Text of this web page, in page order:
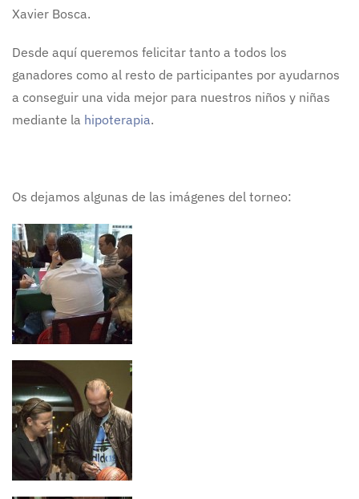
Xavier Bosca.
Desde aquí queremos felicitar tanto a todos los
ganadores como al resto de participantes por ayudarnos
a conseguir una vida mejor para nuestros niños y niñas
mediante la hipoterapia.
Os dejamos algunas de las imágenes del torneo: